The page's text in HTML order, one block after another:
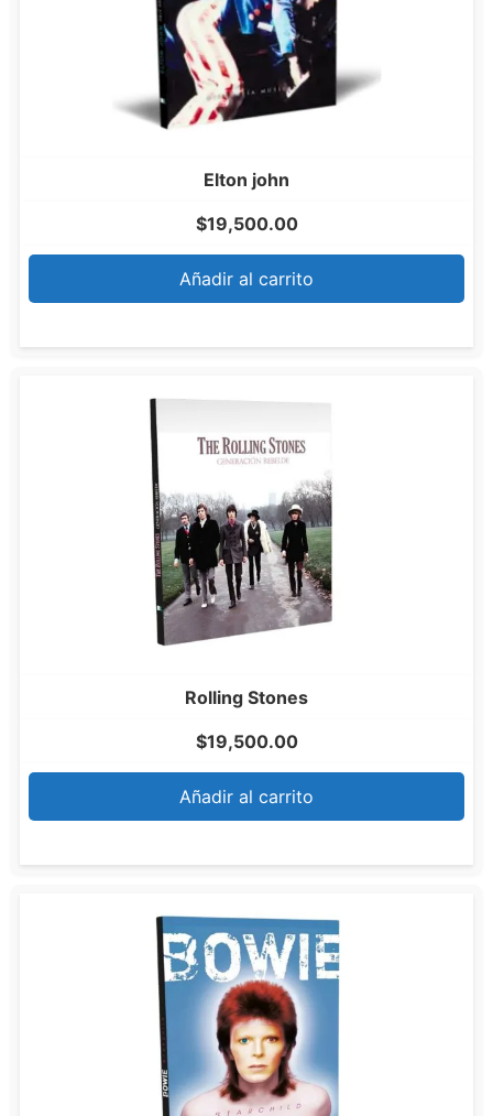
Elton john
$19,500.00
Añadir al carrito
Rolling Stones
$19,500.00
Añadir al carrito